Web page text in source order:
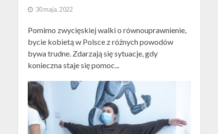
30 maja, 2022
Pomimo zwycięskiej walki o równouprawnienie,
bycie kobietą w Polsce z różnych powodów
bywa trudne. Zdarzają się sytuacje, gdy
konieczna staje się pomoc...